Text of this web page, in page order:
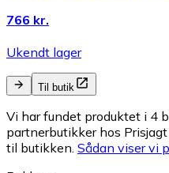
766 kr.
Ukendt lager
Til butik
Vi har fundet produktet i 4
partnerbutikker hos
til butikken. Sådan viser vi